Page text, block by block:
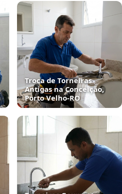
Troca de Torneiras
Antigas na Conceição,
Porto Velho‑RO